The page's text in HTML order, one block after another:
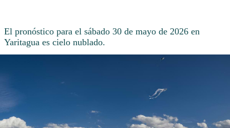
El pronóstico para el sábado 30 de mayo de 2026 en
Yaritagua es cielo nublado.